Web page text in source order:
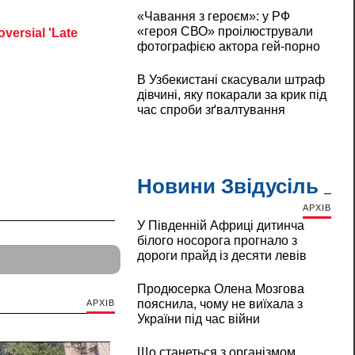
АРХІВ
«Чавання з героєм»: у РФ
«героя СВО» проілюстрували
фотографією актора гей-порно
В Узбекистані скасували штраф
дівчині, яку покарали за крик під
час спроби зґвалтування
Новини Звідусіль
АРХІВ
У Південній Африці дитинча
білого носорога прогнало з
дороги прайд із десяти левів
Продюсерка Олена Мозгова
пояснила, чому не виїхала з
України під час війни